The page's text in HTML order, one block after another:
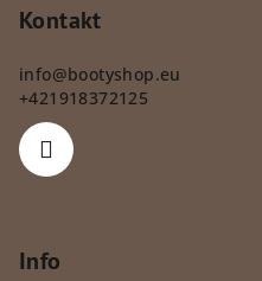
Kontakt
info@bootyshop.eu
+421918372125
Info